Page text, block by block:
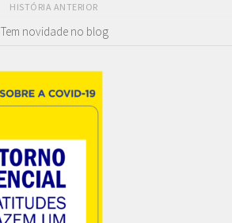
HISTÓRIA ANTERIOR
Tem novidade no blog